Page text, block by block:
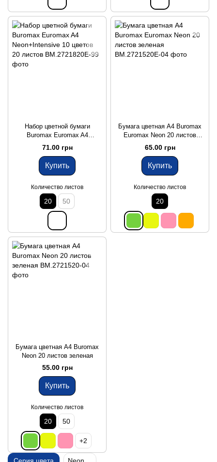
Набор цветной бумаги
Buromax Euromax A4
Neon+Intensive 10 цветов 20
листов
71.00 грн
Купить
Количество листов
20 50
Бумага цветная A4 Buromax
Euromax Neon 20 листов
зеленая
65.00 грн
Купить
Количество листов
20
Бумага цветная A4 Buromax
Neon 20 листов зеленая
55.00 грн
Купить
Количество листов
20 50
+2
Серия цвета Neon